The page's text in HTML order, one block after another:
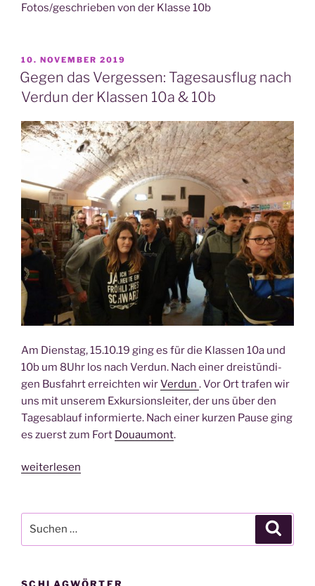
Fotos/geschrieben von der Klas­se 10b
VERÖFFENTLICHT
AM
10. NOVEMBER 2019
Gegen das Vergessen: Tagesausflug nach
Verdun der Klassen 10a & 10b
Am Diens­tag, 15.10.19 ging es für die Klas­sen 10a und
10b um 8Uhr los nach Ver­dun. Nach einer drei­stün­di­
gen Bus­fahrt erreich­ten wirVer­dun . Vor Ort tra­fen wir
uns mit unse­rem Exkur­si­ons­lei­ter, der uns über den
Tages­ab­lauf infor­mier­te. Nach einer kur­zen Pau­se ging
es zuerst zum Fort Douau­mont.
„Gegen
ges­
sen:
weiterlesen
nach:
SCHLAGWÖRTER